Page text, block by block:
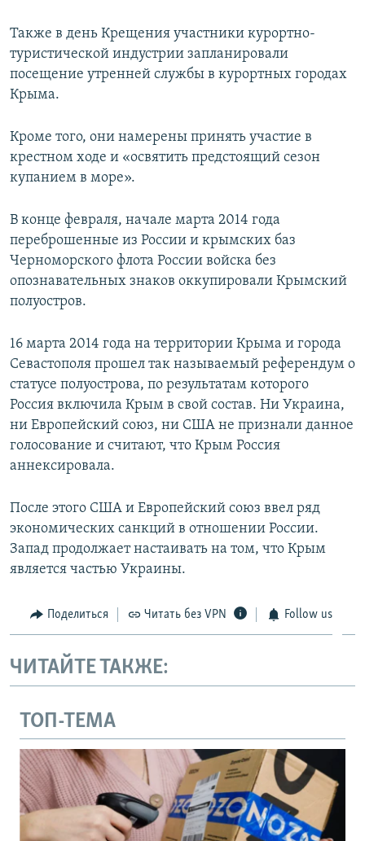
Также в день Крещения участники курортно-
туристической индустрии запланировали
посещение утренней службы в курортных городах
Крыма.
Кроме того, они намерены принять участие в
крестном ходе и «освятить предстоящий сезон
купанием в море».
В конце февраля, начале марта 2014 года
переброшенные из России и крымских баз
Черноморского флота России войска без
опознавательных знаков оккупировали Крымский
полуостров.
16 марта 2014 года на территории Крыма и города
Севастополя прошел так называемый референдум о
статусе полуострова, по результатам которого
Россия включила Крым в свой состав. Ни Украина,
ни Европейский союз, ни США не признали данное
голосование и считают, что Крым Россия
аннексировала.
После этого США и Европейский союз ввел ряд
экономических санкций в отношении России.
Запад продолжает настаивать на том, что Крым
является частью Украины.
Поделиться Читать без VPN Follow us
ЧИТАЙТЕ ТАКЖЕ:
ТОП-ТЕМА